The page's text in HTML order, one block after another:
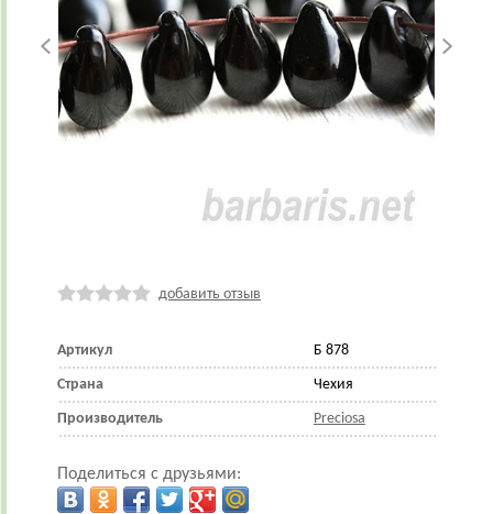
добавить отзыв
Артикул Б 878
Страна Чехия
Производитель Preciosa
Поделиться с друзьями: